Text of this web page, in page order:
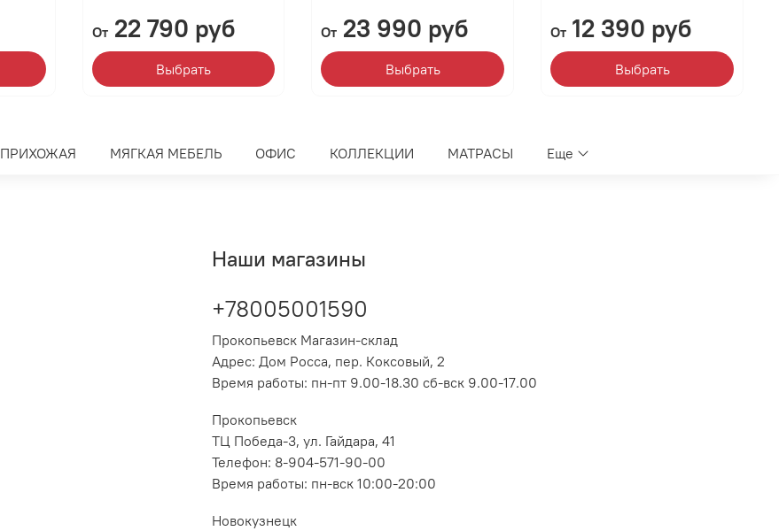
От22 790 руб
Выбрать
От 23 990 руб
Выбрать
От 12 390 руб
Выбрать
ПРИХОЖАЯ МЯГКАЯ МЕБЕЛЬ ОФИС КОЛЛЕКЦИИ МАТРАСЫ Еще
Наши магазины
+78005001590
Прокопьевск Магазин-склад
Адрес: Дом Росса, пер. Коксовый, 2
Время работы: пн-пт 9.00-18.30 сб-вск 9.00-17.00
Прокопьевск
ТЦ Победа-3, ул. Гайдара, 41
Телефон: 8-904-571-90-00
Время работы: пн-вск 10:00-20:00
Новокузнецк